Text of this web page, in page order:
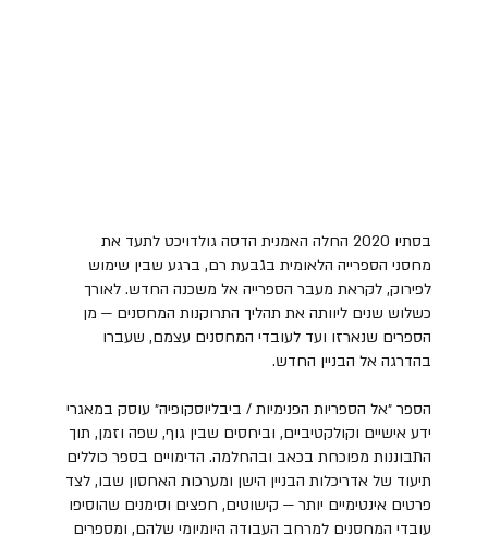
בסתיו 2020 החלה האמנית הדסה גולדויכט לתעד את
מחסני הספרייה הלאומית בגבעת רם, ברגע שבין שימוש
לפירוק, לקראת מעבר הספרייה אל משכנה החדש. לאורך
כשלוש שנים ליוותה את תהליך התרוקנות המחסנים — מן
הספרים שנארזו ועד לעובדי המחסנים עצמם, שעברו
בהדרגה אל הבניין החדש.
הספר ״אל הספריות הפנימיות / ביבליוסקופיה״ עוסק במאגרי
ידע אישיים וקולקטיביים, וביחסים שבין גוף, שפה וזמן, תוך
התבוננות מפוכחת בכאב ובהחלמה. הדימויים בספר כוללים
תיעוד של אדריכלות הבניין הישן ומערכות האחסון שבו, לצד
פרטים אינטימיים יותר — קישוטים, חפצים וסימנים שהוסיפו
עובדי המחסנים למרחב העבודה היומיומי שלהם, ומספרים